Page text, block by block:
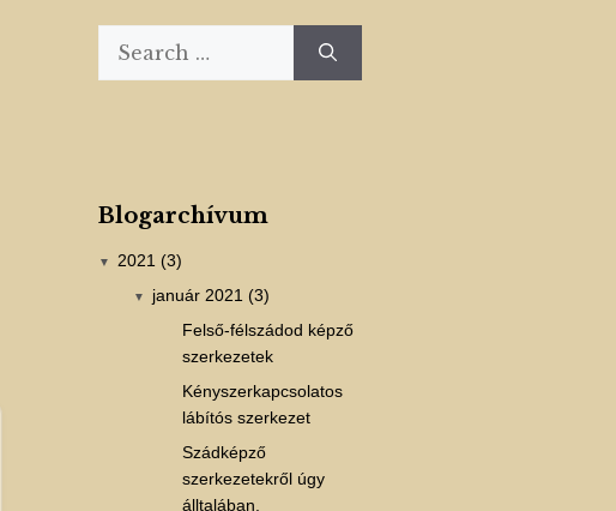
Search
for:
Blogarchívum
▼ 2021 (3)
▼
január 2021 (3)
Felső-félszádod képző
szerkezetek
Kényszerkapcsolatos
lábítós szerkezet
Szádképző
szerkezetekről úgy
álltalában.